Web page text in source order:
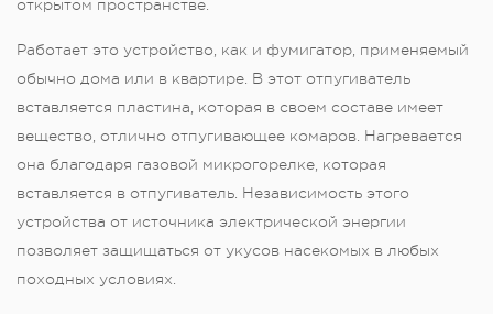
открытом пространстве.
Работает это устройство, как и фумигатор, применяемый
обычно дома или в квартире. В этот отпугиватель
вставляется пластина, которая в своем составе имеет
вещество, отлично отпугивающее комаров. Нагревается
она благодаря газовой микрогорелке, которая
вставляется в отпугиватель. Независимость этого
устройства от источника электрической энергии
позволяет защищаться от укусов насекомых в любых
походных условиях.